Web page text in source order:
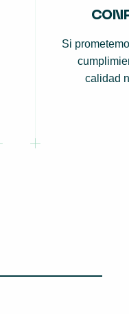
Si
calidad